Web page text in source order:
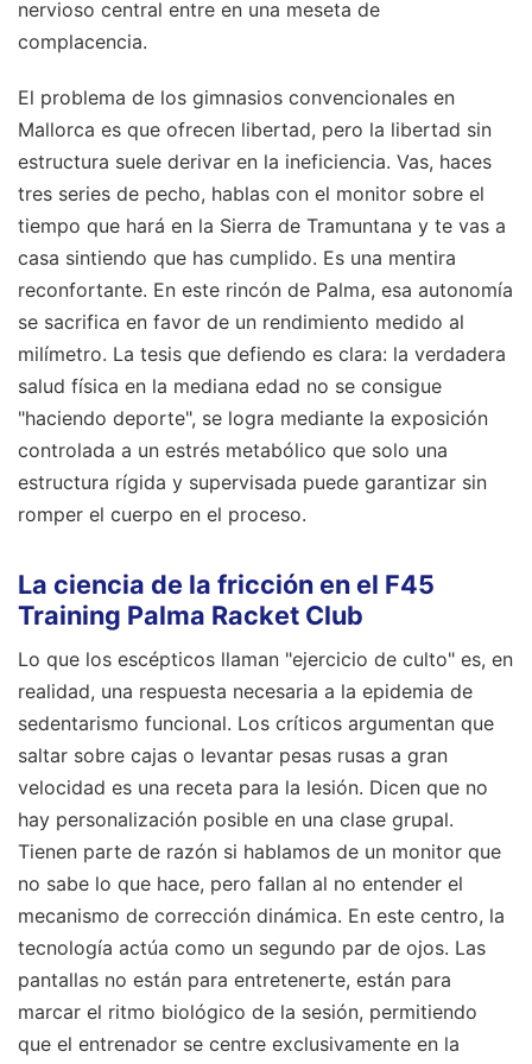
nervioso central entre en una meseta de
complacencia.
El problema de los gimnasios convencionales en
Mallorca es que ofrecen libertad, pero la libertad sin
estructura suele derivar en la ineficiencia. Vas, haces
tres series de pecho, hablas con el monitor sobre el
tiempo que hará en la Sierra de Tramuntana y te vas a
casa sintiendo que has cumplido. Es una mentira
reconfortante. En este rincón de Palma, esa autonomía
se sacrifica en favor de un rendimiento medido al
milímetro. La tesis que defiendo es clara: la verdadera
salud física en la mediana edad no se consigue
"haciendo deporte", se logra mediante la exposición
controlada a un estrés metabólico que solo una
estructura rígida y supervisada puede garantizar sin
romper el cuerpo en el proceso.
La ciencia de la fricción en el F45
Training Palma Racket Club
Lo que los escépticos llaman "ejercicio de culto" es, en
realidad, una respuesta necesaria a la epidemia de
sedentarismo funcional. Los críticos argumentan que
saltar sobre cajas o levantar pesas rusas a gran
velocidad es una receta para la lesión. Dicen que no
hay personalización posible en una clase grupal.
Tienen parte de razón si hablamos de un monitor que
no sabe lo que hace, pero fallan al no entender el
mecanismo de corrección dinámica. En este centro, la
tecnología actúa como un segundo par de ojos. Las
pantallas no están para entretenerte, están para
marcar el ritmo biológico de la sesión, permitiendo
que el entrenador se centre exclusivamente en la